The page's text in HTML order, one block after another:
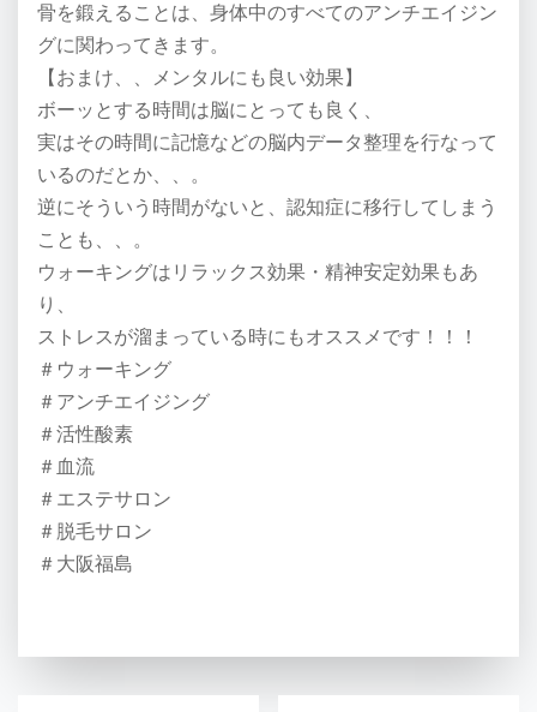
骨を鍛えることは、身体中のすべてのアンチエイジン
グに関わってきます。
【おまけ、、メンタルにも良い効果】
ボーッとする時間は脳にとっても良く、
実はその時間に記憶などの脳内データ整理を行なって
いるのだとか、、。
逆にそういう時間がないと、認知症に移行してしまう
ことも、、。
ウォーキングはリラックス効果・精神安定効果もあ
り、
ストレスが溜まっている時にもオススメです！！！
＃ウォーキング
＃アンチエイジング
＃活性酸素
＃血流
＃エステサロン
＃脱毛サロン
＃大阪福島